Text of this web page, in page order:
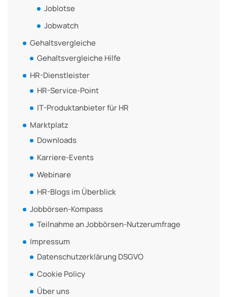
Joblotse
Jobwatch
Gehaltsvergleiche
Gehaltsvergleiche Hilfe
HR-Dienstleister
HR-Service-Point
IT-Produktanbieter für HR
Marktplatz
Downloads
Karriere-Events
Webinare
HR-Blogs im Überblick
Jobbörsen-Kompass
Teilnahme an Jobbörsen-Nutzerumfrage
Impressum
Datenschutzerklärung DSGVO
Cookie Policy
Über uns